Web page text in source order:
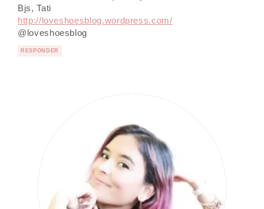
Bjs, Tati
http://loveshoesblog.wordpress.com/
@loveshoesblog
RESPONDER